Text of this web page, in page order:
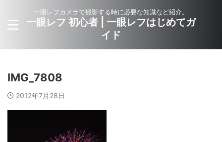
一眼レフカメラで撮影する時に必要な知識など紹介。
一眼レフ 初心者 | 一眼レフはじめてガ
イド
IMG_7808
2012年7月28日